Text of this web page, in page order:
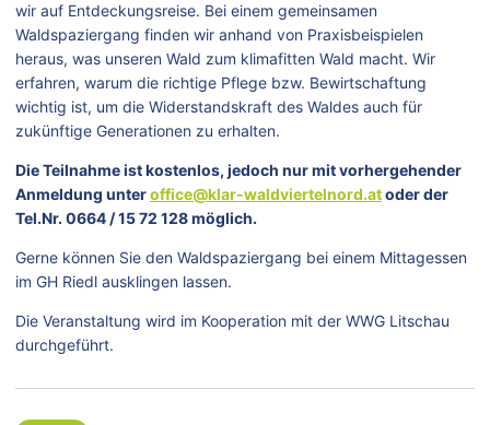
wir auf Entdeckungsreise. Bei einem gemeinsamen
Waldspaziergang finden wir anhand von Praxisbeispielen
heraus, was unseren Wald zum klimafitten Wald macht. Wir
erfahren, warum die richtige Pflege bzw. Bewirtschaftung
wichtig ist, um die Widerstandskraft des Waldes auch für
zukünftige Generationen zu erhalten.
Die Teilnahme ist kostenlos, jedoch nur mit vorhergehender
Anmeldung unteroffice@klar-waldviertelnord.atoder der
Tel.Nr. 0664 / 15 72 128 möglich.
Gerne können Sie den Waldspaziergang bei einem Mittagessen
im GH Riedl ausklingen lassen.
Die Veranstaltung wird im Kooperation mit der WWG Litschau
durchgeführt.